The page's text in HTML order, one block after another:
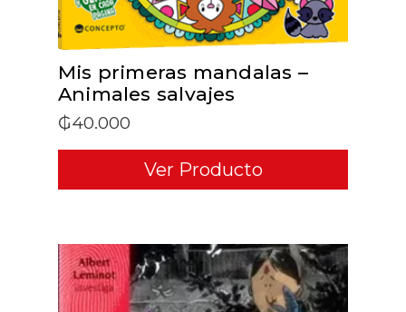
Mis primeras mandalas –
Animales salvajes
₲40.000
Ver Producto